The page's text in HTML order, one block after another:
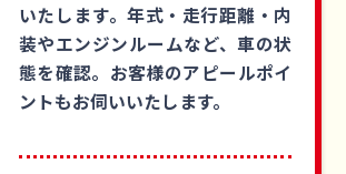
いたします。年式・走行距離・内
装やエンジンルームなど、車の状
態を確認。お客様のアピールポイ
ントもお伺いいたします。